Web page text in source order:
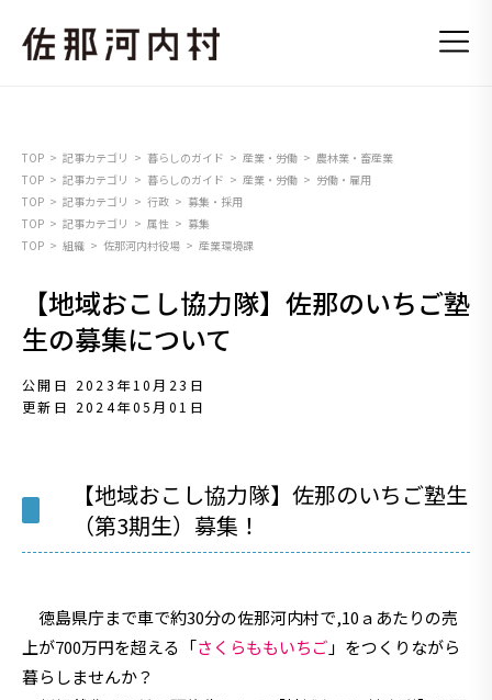
TOP 記事カテゴリ 暮らしのガイド 産業・労働
農林業・畜産業
TOP
記事カテゴリ 暮らしのガイド 産業・労働
労働・雇用
TOP
記事カテゴリ 行政
募集・採用
TOP
記事カテゴリ 属性
募集
TOP
組織 佐那河内村役場 産業環境課
【地域おこし協力隊】佐那のいちご塾
生の募集について
公開日 2023年10月23日
更新日 2024年05月01日
【地域おこし協力隊】佐那のいちご塾生
（第3期生）募集！
徳島県庁まで車で約30分の佐那河内村で,10ａあたりの売
上が700万円を超える「さくらももいちご 」をつくりながら
暮らしませんか？